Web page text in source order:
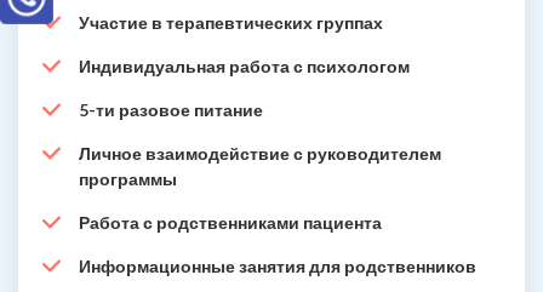
Участие в терапевтических группах
Индивидуальная работа с психологом
5-ти разовое питание
Личное взаимодействие с руководителем
программы
Работа с родственниками пациента
Информационные занятия для родственников